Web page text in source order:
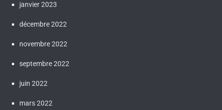
janvier 2023
décembre 2022
novembre 2022
septembre 2022
juin 2022
mars 2022